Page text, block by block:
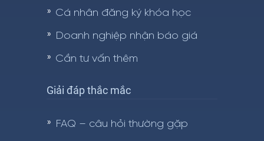
Cá nhân đăng ký khóa học
Doanh nghiệp nhận báo giá
Cần tư vấn thêm
Giải đáp thắc mắc
FAQ – câu hỏi thường gặp